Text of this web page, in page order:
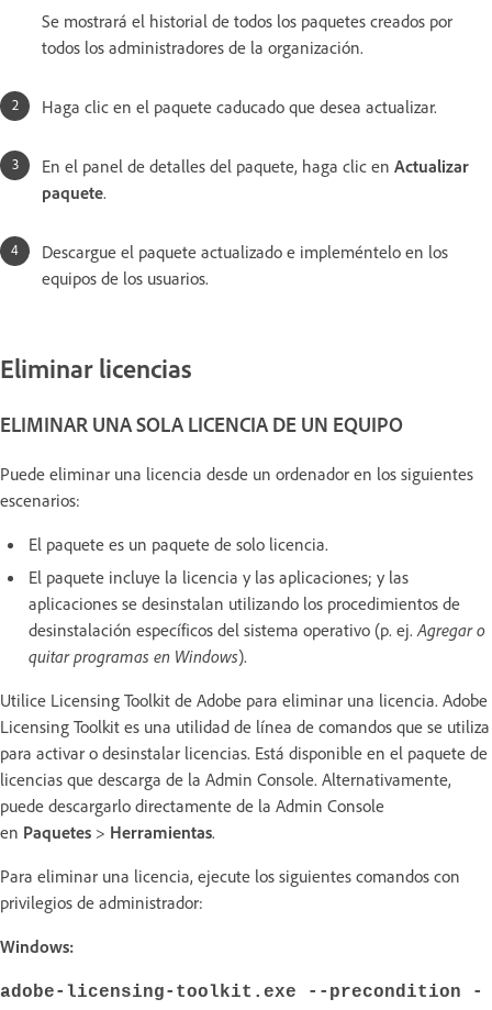
Se mostrará el historial de todos los paquetes creados por
todos los administradores de la organización.
Haga clic en el paquete caducado que desea actualizar.
En el panel de detalles del paquete, haga clic en Actualizar
paquete.
Descargue el paquete actualizado e impleméntelo en los
equipos de los usuarios.
Eliminar licencias
ELIMINAR UNA SOLA LICENCIA DE UN EQUIPO
Puede eliminar una licencia desde un ordenador en los siguientes
escenarios:
El paquete es un paquete de solo licencia.
El paquete incluye la licencia y las aplicaciones; y las
aplicaciones se desinstalan utilizando los procedimientos de
desinstalación específicos del sistema operativo (p. ej.Agregar o
quitar programas en Windows).
Utilice Licensing Toolkit de Adobe para eliminar una licencia. Adobe
Licensing Toolkit es una utilidad de línea de comandos que se utiliza
para activar o desinstalar licencias. Está disponible en el paquete de
licencias que descarga de la Admin Console. Alternativamente,
puede descargarlo directamente de la Admin Console
en Paquetes > Herramientas.
Para eliminar una licencia, ejecute los siguientes comandos con
privilegios de administrador:
Windows:
adobe-licensing-toolkit.exe --precondition -